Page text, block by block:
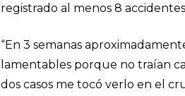
registrado al menos 8
“En 3 semanas
lamentables porque no traían
dos casos me tocó verlo en el